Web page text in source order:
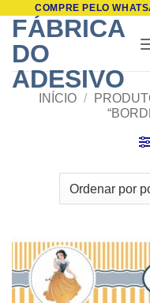
content
COMPRE PELO
FÁBRICA
DO
ADESIVO
INÍCIO /